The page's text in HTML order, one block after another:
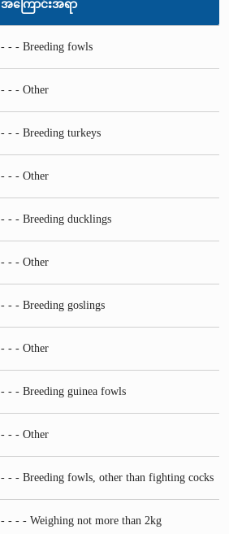
အကြောင်းအရာ
- - - Breeding fowls
- - - Other
- - - Breeding turkeys
- - - Other
- - - Breeding ducklings
- - - Other
- - - Breeding goslings
- - - Other
- - - Breeding guinea fowls
- - - Other
- - - Breeding fowls, other than fighting cocks
- - - - Weighing not more than 2kg